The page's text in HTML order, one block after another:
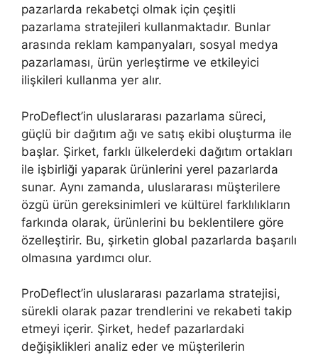
pazarlarda rekabetçi olmak için çeşitli
pazarlama stratejileri kullanmaktadır. Bunlar
arasında reklam kampanyaları, sosyal medya
pazarlaması, ürün yerleştirme ve etkileyici
ilişkileri kullanma yer alır.
ProDeflect’in uluslararası pazarlama süreci,
güçlü bir dağıtım ağı ve satış ekibi oluşturma ile
başlar. Şirket, farklı ülkelerdeki dağıtım ortakları
ile işbirliği yaparak ürünlerini yerel pazarlarda
sunar. Aynı zamanda, uluslararası müşterilere
özgü ürün gereksinimleri ve kültürel farklılıkların
farkında olarak, ürünlerini bu beklentilere göre
özelleştirir. Bu, şirketin global pazarlarda başarılı
olmasına yardımcı olur.
ProDeflect’in uluslararası pazarlama stratejisi,
sürekli olarak pazar trendlerini ve rekabeti takip
etmeyi içerir. Şirket, hedef pazarlardaki
değişiklikleri analiz eder ve müşterilerin